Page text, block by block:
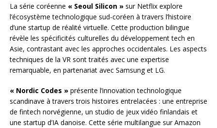
La série coréenne « Seoul Silicon » sur Netflix explore
l’écosystème technologique sud-coréen à travers l’histoire
d’une startup de réalité virtuelle. Cette production bilingue
révèle les spécificités culturelles du développement tech en
Asie, contrastant avec les approches occidentales. Les aspects
techniques de la VR sont traités avec une expertise
remarquable, en partenariat avec Samsung et LG.
« Nordic Codes » présente l’innovation technologique
scandinave à travers trois histoires entrelacées : une entreprise
de fintech norvégienne, un studio de jeux vidéo finlandais et
une startup d’IA danoise. Cette série multilangue sur Amazon